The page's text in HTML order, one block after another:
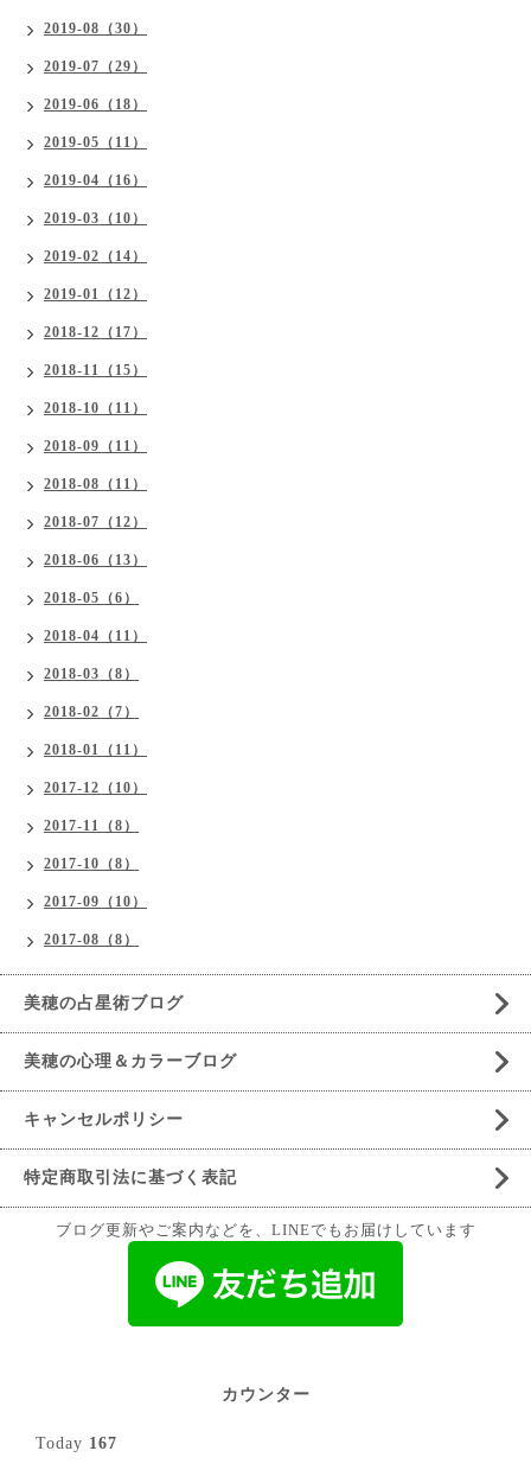
2019-08（30）
2019-07（29）
2019-06（18）
2019-05（11）
2019-04（16）
2019-03（10）
2019-02（14）
2019-01（12）
2018-12（17）
2018-11（15）
2018-10（11）
2018-09（11）
2018-08（11）
2018-07（12）
2018-06（13）
2018-05（6）
2018-04（11）
2018-03（8）
2018-02（7）
2018-01（11）
2017-12（10）
2017-11（8）
2017-10（8）
2017-09（10）
2017-08（8）
美穂の占星術ブログ
美穂の心理＆カラーブログ
キャンセルポリシー
特定商取引法に基づく表記
ブログ更新やご案内などを、LINEでもお届けしています
カウンター
Today 167